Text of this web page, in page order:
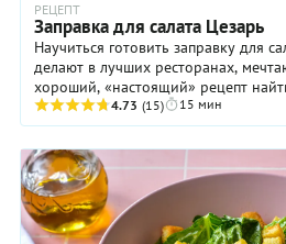
РЕЦЕПТ
Заправка для салата Цезарь
Научиться готовить заправку для
делают в лучших ресторанах,
хороший, «настоящий» рецепт
проблематично. А вот у нас таковой
4.73 (15) 15 мин